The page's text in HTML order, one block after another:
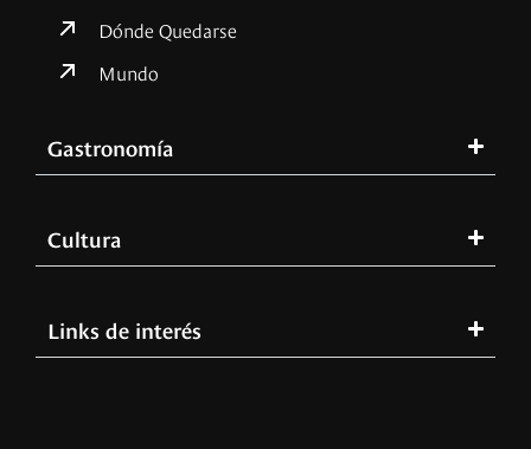
Dónde Quedarse
Mundo
Gastronomía
Cultura
Links de interés